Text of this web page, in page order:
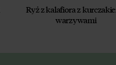
Ryż z kalafiora z
warzywami